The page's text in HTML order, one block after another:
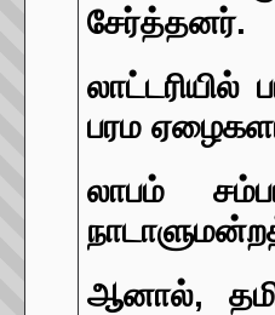
சேர்த்தனர்.
பரம
லாபம்
ஆனால்,